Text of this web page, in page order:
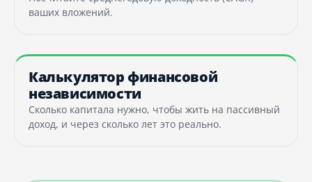
ваших вложений.
Калькулятор финансовой
независимости
Сколько капитала нужно, чтобы жить на пассивный
доход, и через сколько лет это реально.